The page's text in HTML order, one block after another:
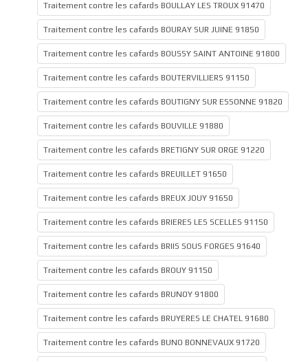
Traitement contre les cafards BOULLAY LES TROUX 91470
Traitement contre les cafards BOURAY SUR JUINE 91850
Traitement contre les cafards BOUSSY SAINT ANTOINE 91800
Traitement contre les cafards BOUTERVILLIERS 91150
Traitement contre les cafards BOUTIGNY SUR ESSONNE 91820
Traitement contre les cafards BOUVILLE 91880
Traitement contre les cafards BRETIGNY SUR ORGE 91220
Traitement contre les cafards BREUILLET 91650
Traitement contre les cafards BREUX JOUY 91650
Traitement contre les cafards BRIERES LES SCELLES 91150
Traitement contre les cafards BRIIS SOUS FORGES 91640
Traitement contre les cafards BROUY 91150
Traitement contre les cafards BRUNOY 91800
Traitement contre les cafards BRUYERES LE CHATEL 91680
Traitement contre les cafards BUNO BONNEVAUX 91720